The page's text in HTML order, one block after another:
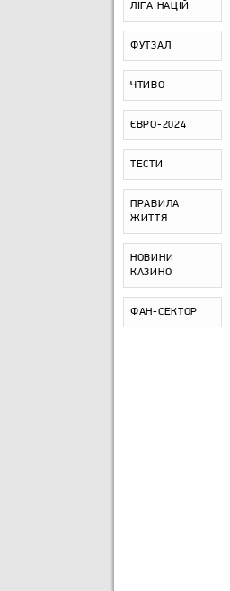
ЛІГА НАЦІЙ
ФУТЗАЛ
ЧТИВО
ЄВРО-2024
ТЕСТИ
ПРАВИЛА
ЖИТТЯ
НОВИНИ
КАЗИНО
ФАН-СЕКТОР